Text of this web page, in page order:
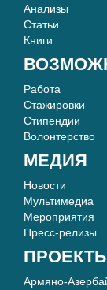
Анализы
Статьи
Книги
Работа
Стажировки
Стипендии
Волонтерство
МЕДИЯ
Новости
Мультимедиа
Мероприятия
Пресс-релизы
Армяно-